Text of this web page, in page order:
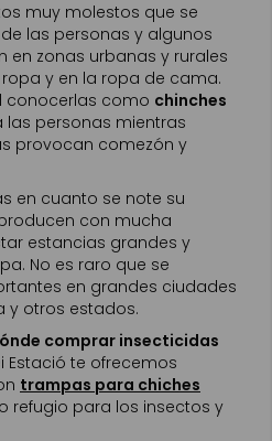
muy molestos que se
las personas y algunos
en zonas urbanas y rurales
y en la ropa de cama.
conocerlas como chinches
las personas mientras
provocan comezón y
en cuanto se note su
con mucha
estancias grandes y
No es raro que se
en grandes ciudades
y otros estados.
comprar insecticidas
Estació te ofrecemos
trampas para chiches
refugio para los insectos y